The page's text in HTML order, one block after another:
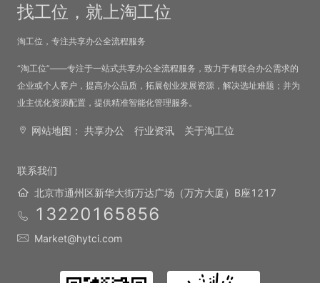
找工位，就上淘工位
淘工位，专注共享办公全流程服务
“淘工位”——专注于一站式共享办公全流程服务，致力于有联合办公需求的
企业或个人客户，提高办公品质，拓展创业发展资源，解决选址难题；并为
业主优化资源配置，提供精准智能化管理服务。
网站地图： 共享办公 行业资讯 关于淘工位
联系我们
北京市通州区新华大街万达广场（万方大厦）B座1217
13220165856
Market@hytci.com